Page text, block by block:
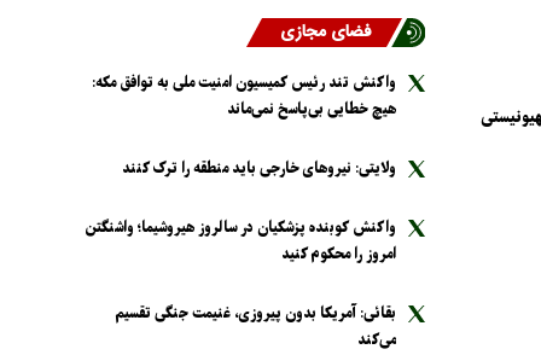
فضای مجازی
واکنش تند رئیس کمیسیون امنیت ملی به توافق مکه:
هیچ خطایی بی‌پاسخ نمی‌ماند
ولایتی: نیرو‌های خارجی باید منطقه را ترک کنند
واکنش کوبنده پزشکیان در سالروز هیروشیما؛ واشنگتن
امروز را محکوم کنید
بقائی: آمریکا بدون پیروزی، غنیمت جنگی تقسیم
می‌کند